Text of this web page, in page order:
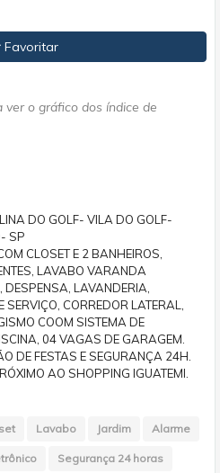
Favoritar
o gráfico dos índice de
DO GOLF- VILA DO GOLF-
SP
CLOSET E 2 BANHEIROS,
LAVABO VARANDA
LAVANDERIA,
CORREDOR LATERAL,
COOM SISTEMA DE
04 VAGAS DE GARAGEM.
DE FESTAS E SEGURANÇA 24H.
AO SHOPPING IGUATEMI.
Lavabo Jardim Alarme
Segurança 24 horas